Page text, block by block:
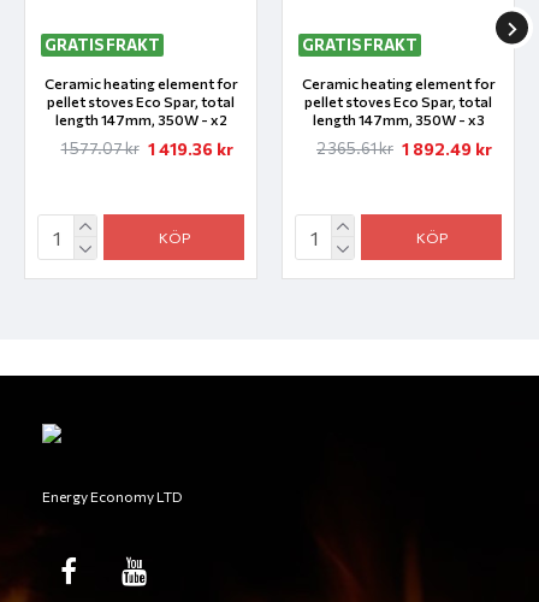
GRATIS FRAKT
Ceramic heating element for
pellet stoves Eco Spar, total
length 147mm, 350W - x2
1 419.36 kr
1 577.07 kr
KÖP
GRATIS FRAKT
Ceramic heating element for
pellet stoves Eco Spar, total
length 147mm, 350W - x3
1 892.49 kr
2 365.61 kr
KÖP
Energy Economy LTD